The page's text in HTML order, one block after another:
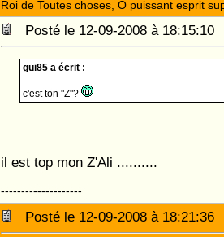
Roi de Toutes choses, Ô puissant esprit
Posté le 12-09-2008 à
gui85 a écrit :
c'est ton "Z"?
il est top mon Z'Ali ..........
--------------------
Posté le 12-09-2008 à